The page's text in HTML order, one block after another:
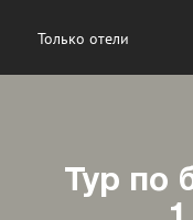
Только отели
Тур